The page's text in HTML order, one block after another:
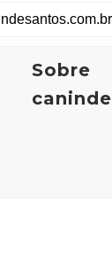
Sobre